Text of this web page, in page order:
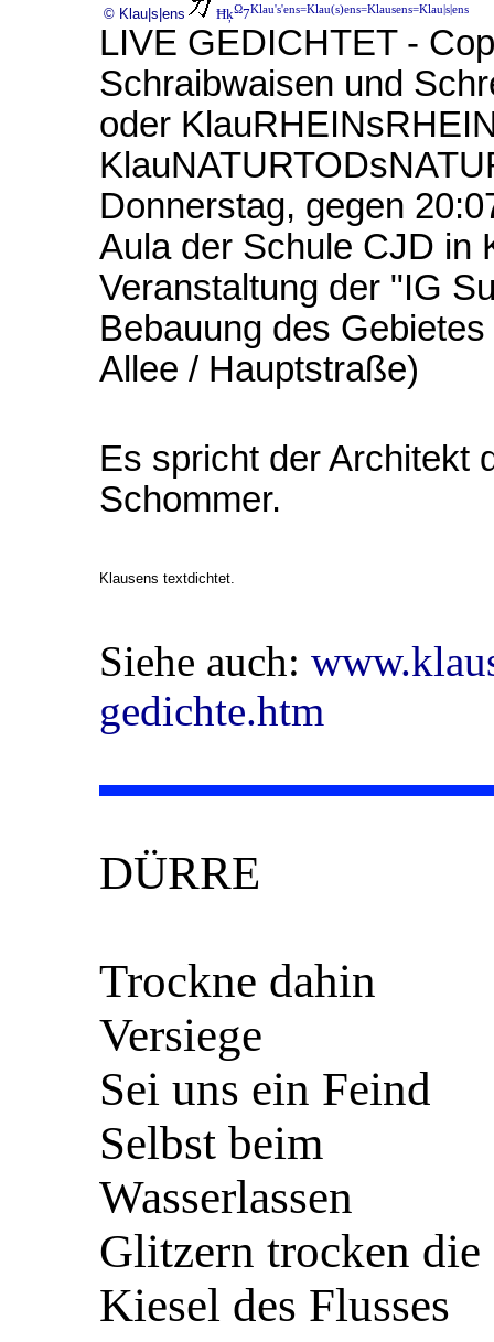
© Klau|s|ens ĦķΩ7Klau's'ens=Klau(s)ens=Klausens=Klau|s|ens
LIVE GEDICHTET -
Schraibwaisen und
oder
Donnerstag, gegen
Aula der Schule CJD in
Veranstaltung der "IG
Bebauung des
Allee / Hauptstraße)
Es spricht der Architekt
Schommer.
Klausens textdichtet.
Siehe auch:
gedichte.htm
DÜRRE
Trockne dahin
Versiege
Sei uns ein Feind
Selbst beim
Wasserlassen
Glitzern trocken die
Kiesel des Flusses